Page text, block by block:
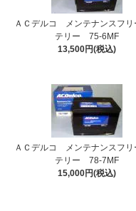
ＡＣデルコ メンテナンスフリ
テリー 75-6MF
13,500円(税込)
ＡＣデルコ メンテナンスフリ
テリー 78-7MF
15,000円(税込)